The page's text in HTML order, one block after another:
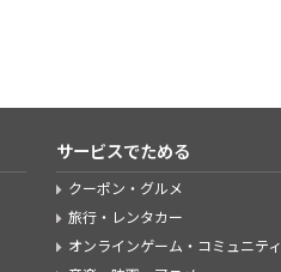
サービスでためる
クーポン・グルメ
旅行・レンタカー
オンラインゲーム・コミュニティ